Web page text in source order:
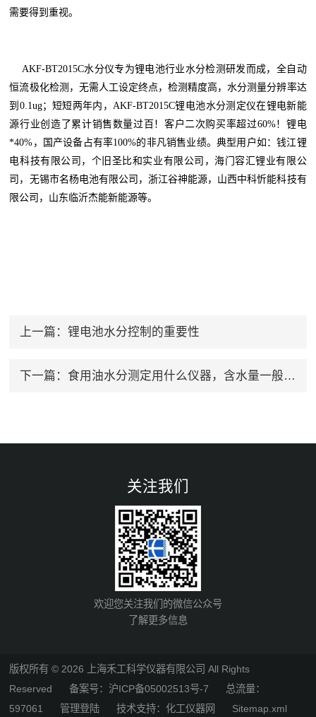
需要得到重视。
AKF-BT2015C水分仪专为锂电池行业水分检测研发而成， 全自动
恒流极化检测，无需人工设定终点，检测精度高，水分测量分辨率达
到0.1ug； 短短两年内，AKF-BT2015C锂电池水分测定仪在锂电新能
源行业创造了累计销售数量过百！客户二次购买率超过60%！锂电
*40%，国产设备占有率100%的非凡销售业绩。 典型用户如：钱江锂
电科技有限公司，个旧圣比和实业有限公司，海门容汇锂业有限公
司，无锡市名杨电池有限公司，浙江谷神能源，山西中科忻能科技有
限公司， 山东临沂杰能新能源等。
上一篇： 锂电池水分控制的重要性
下一篇： 食用油水分测定用什么仪器，含水量一般是多少
关注我们
欢迎您关注我们的微信公众号
了解更多信息
版权所有 © 2026 上海禾工科学仪器有限公司 All Rights
Reserved备案号：沪ICP备05002513号-7 总流量：
597061 管理登陆 技术支持：化工仪器网 Sitemap.xml